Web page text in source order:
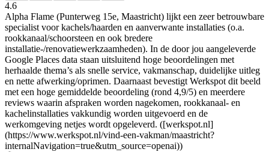
4.6
Alpha Flame (Punterweg 15e, Maastricht) lijkt een zeer betrouwbare
specialist voor kachels/haarden en aanverwante installaties (o.a.
rookkanaal/schoorsteen en ook bredere
installatie-/renovatiewerkzaamheden). In de door jou aangeleverde
Google Places data staan uitsluitend hoge beoordelingen met
herhaalde thema’s als snelle service, vakmanschap, duidelijke uitleg
en nette afwerking/oprimen. Daarnaast bevestigt Werkspot dit beeld
met een hoge gemiddelde beoordeling (rond 4,9/5) en meerdere
reviews waarin afspraken worden nagekomen, rookkanaal- en
kachelinstallaties vakkundig worden uitgevoerd en de
werkomgeving netjes wordt opgeleverd. ([werkspot.nl]
(https://www.werkspot.nl/vind-een-vakman/maastricht?
internalNavigation=true&utm_source=openai))